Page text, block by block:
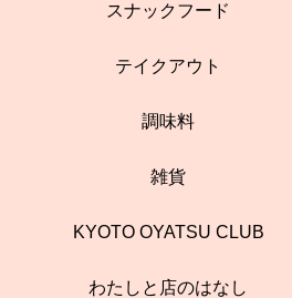
スナックフード
テイクアウト
調味料
雑貨
KYOTO OYATSU CLUB
わたしと店のはなし